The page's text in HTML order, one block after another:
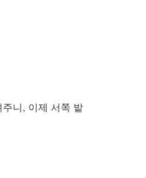
니, 이제 서쪽 밭